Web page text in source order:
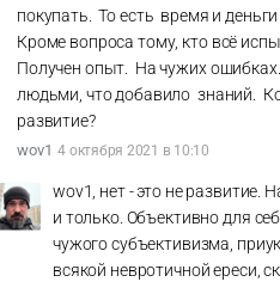
покупать. То есть время и
Кроме вопроса тому, кто всё
Получен опыт. На чужих
людьми, что добавило знаний.
развитие?
wov1 4 октября 2021 в 10:10
wov1, нет - это не развитие.
и только. Объективно для
чужого субъективизма,
всякой невротичной ереси,